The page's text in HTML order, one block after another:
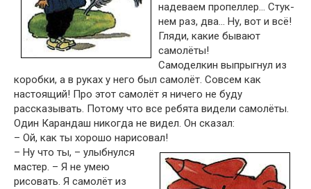
надеваем пропеллер… Стук-
нем раз, два… Ну, вот и всё!
Гляди, какие бывают
самолёты!
Самоделкин выпрыгнул из
коробки, а в руках у него был самолёт. Совсем как
настоящий! Про этот самолёт я ничего не буду
рассказывать. Потому что все ребята видели самолёты.
Один Карандаш никогда не видел. Он сказал:
– Ой, как ты хорошо нарисовал!
– Ну что ты, – улыбнулся
мастер. – Я не умею
рисовать. Я самолёт из